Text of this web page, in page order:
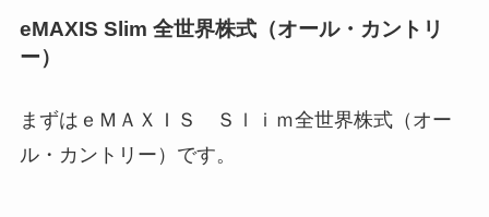
eMAXIS Slim 全世界株式（オール・カントリ
ー）
まずはｅＭＡＸＩＳ Ｓｌｉｍ全世界株式（オー
ル・カントリー）です。